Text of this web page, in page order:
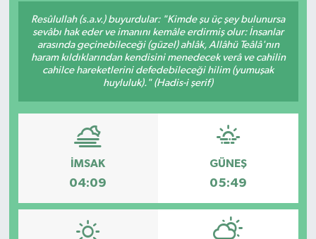
Resûlullah (s.a.v.) buyurdular: "Kimde şu üç şey bulunursa
sevâbı hak eder ve imanını kemâle erdirmiş olur: İnsanlar
arasında geçinebileceği (güzel) ahlâk, Allâhü Teâlâ'nın
haram kıldıklarından kendisini menedecek verâ ve cahilin
cahilce hareketlerini defedebileceği hilim (yumuşak
huyluluk)." (Hadis-i şerif)
İMSAK
04:09
GÜNEŞ
05:49
Dumlupınar
Dünya
Ekonomi
Foto Galeri